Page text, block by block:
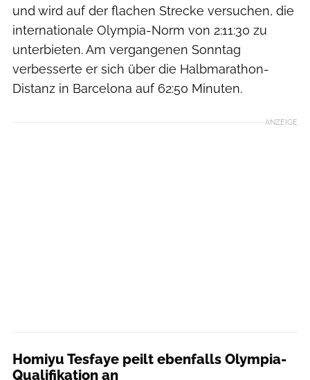
und wird auf der flachen Strecke versuchen, die
internationale Olympia-Norm von 2:11:30 zu
unterbieten. Am vergangenen Sonntag
verbesserte er sich über die Halbmarathon-
Distanz in Barcelona auf 62:50 Minuten.
ANZEIGE
Homiyu Tesfaye peilt ebenfalls Olympia-
Qualifikation an